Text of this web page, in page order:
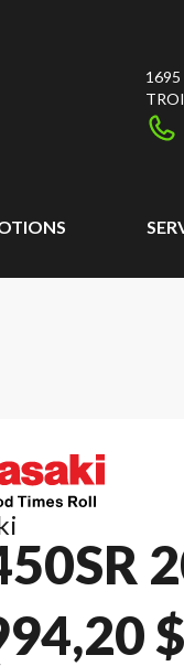
1695
$